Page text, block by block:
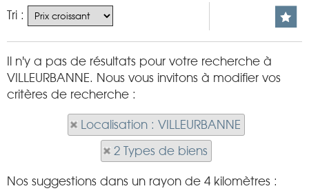
Tri :
Il n'y a pas de résultats pour votre recherche à
VILLEURBANNE. Nous vous invitons à modifier vos
critères de recherche :
Localisation : VILLEURBANNE
2 Types de biens
Nos suggestions dans un rayon de 4 kilomètres :